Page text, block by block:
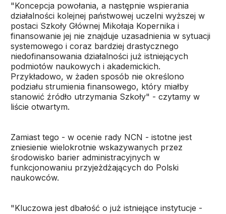
"Koncepcja powołania, a następnie wspierania
działalności kolejnej państwowej uczelni wyższej w
postaci Szkoły Głównej Mikołaja Kopernika i
finansowanie jej nie znajduje uzasadnienia w sytuacji
systemowego i coraz bardziej drastycznego
niedofinansowania działalności już istniejących
podmiotów naukowych i akademickich.
Przykładowo, w żaden sposób nie określono
podziału strumienia finansowego, który miałby
stanowić źródło utrzymania Szkoły" - czytamy w
liście otwartym.
Zamiast tego - w ocenie rady NCN - istotne jest
zniesienie wielokrotnie wskazywanych przez
środowisko barier administracyjnych w
funkcjonowaniu przyjeżdżających do Polski
naukowców.
"Kluczowa jest dbałość o już istniejące instytucje -